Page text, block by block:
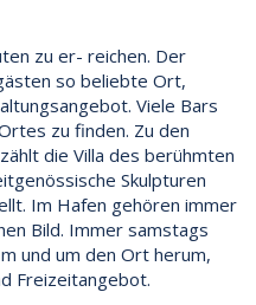
zu er- reichen. Der
so beliebte Ort,
Viele Bars
zu finden. Zu den
die Villa des berühmten
Skulpturen
Im Hafen gehören immer
Bild. Immer samstags
und um den Ort herum,
Freizeitangebot.